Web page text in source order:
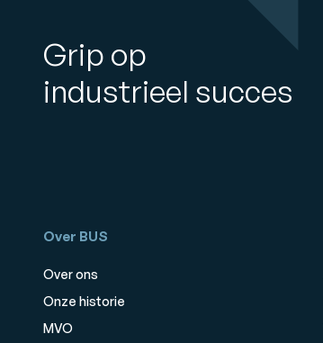
Grip op
industrieel succes
Over BUS
Over ons
Onze historie
MVO